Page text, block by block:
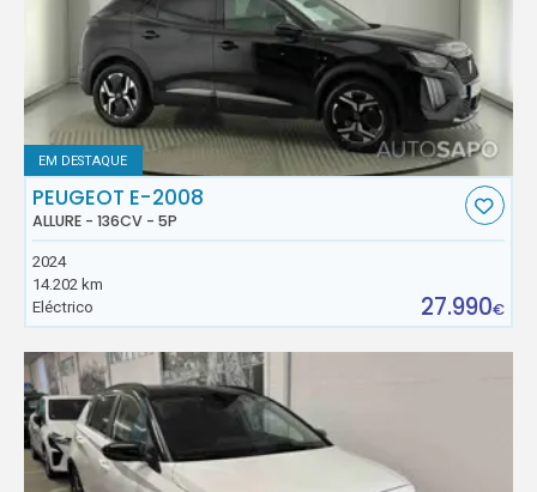
EM DESTAQUE
PEUGEOT E-2008
ALLURE - 136CV - 5P
2024
14.202 km
Eléctrico
27.990€